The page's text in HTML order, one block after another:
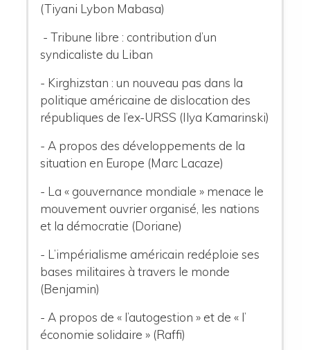
(Tiyani Lybon Mabasa)
- Tribune libre : contribution d’un
syndicaliste du Liban
- Kirghizstan : un nouveau pas dans la
politique américaine de dislocation des
républiques de l’ex-URSS (Ilya Kamarinski)
- A propos des développements de la
situation en Europe (Marc Lacaze)
- La « gouvernance mondiale » menace le
mouvement ouvrier organisé, les nations
et la démocratie (Doriane)
- L’impérialisme américain redéploie ses
bases militaires à travers le monde
(Benjamin)
- A propos de « l’autogestion » et de « l’
économie solidaire » (Raffi)